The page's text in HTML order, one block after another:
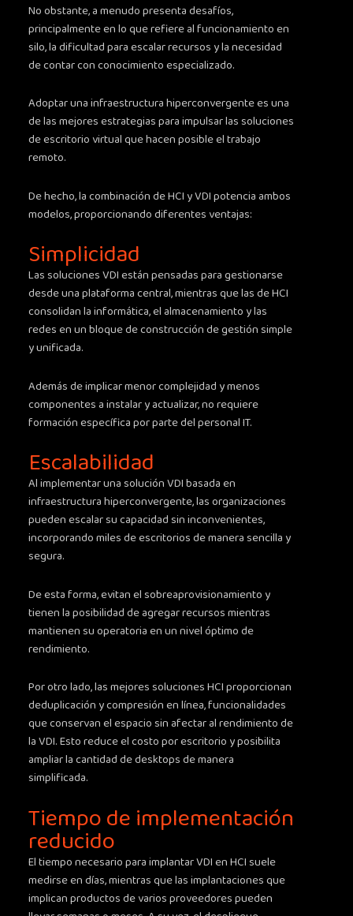
No obstante, a menudo presenta desafíos,
principalmente en lo que refiere al funcionamiento en
silo, la dificultad para escalar recursos y la necesidad
de contar con conocimiento especializado.
Adoptar una infraestructura hiperconvergente es una
de las mejores estrategias para impulsar las soluciones
de escritorio virtual que hacen posible el trabajo
remoto.
De hecho, la combinación de HCI y VDI potencia ambos
modelos, proporcionando diferentes ventajas:
Simplicidad
Las soluciones VDI están pensadas para gestionarse
desde una plataforma central, mientras que las de HCI
consolidan la informática, el almacenamiento y las
redes en un bloque de construcción de gestión simple
y unificada.
Además de implicar menor complejidad y menos
componentes a instalar y actualizar, no requiere
formación específica por parte del personal IT.
Escalabilidad
Al implementar una solución VDI basada en
infraestructura hiperconvergente, las organizaciones
pueden escalar su capacidad sin inconvenientes,
incorporando miles de escritorios de manera sencilla y
segura.
De esta forma, evitan el sobreaprovisionamiento y
tienen la posibilidad de agregar recursos mientras
mantienen su operatoria en un nivel óptimo de
rendimiento.
Por otro lado, las mejores soluciones HCI proporcionan
deduplicación y compresión en línea, funcionalidades
que conservan el espacio sin afectar al rendimiento de
la VDI. Esto reduce el costo por escritorio y posibilita
ampliar la cantidad de desktops de manera
simplificada.
Tiempo de implementación
reducido
El tiempo necesario para implantar VDI en HCI suele
medirse en días, mientras que las implantaciones que
implican productos de varios proveedores pueden